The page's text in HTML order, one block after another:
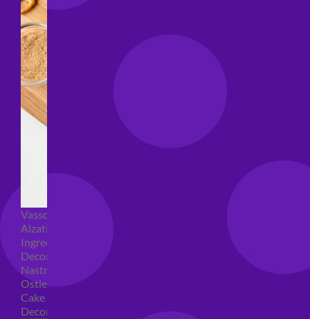
Vassoi e sottotorta
Alzatine per dolci
Ingredienti torte
Decorazioni torte
Nastri e girotorte
Ostie per torte
Cake Topper
Decori per torte